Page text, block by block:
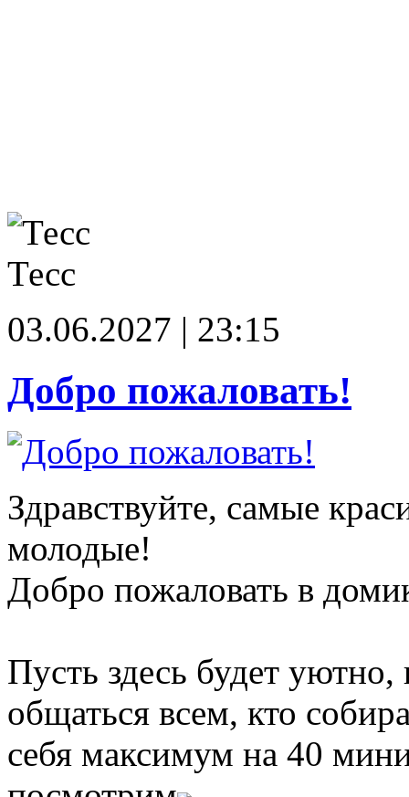
Тесс
03.06.2027 | 23:15
Добро пожаловать!
Здравствуйте, самые
молодые!
Добро пожаловать в
Пусть здесь будет
общаться всем, кто
себя максимум на 40